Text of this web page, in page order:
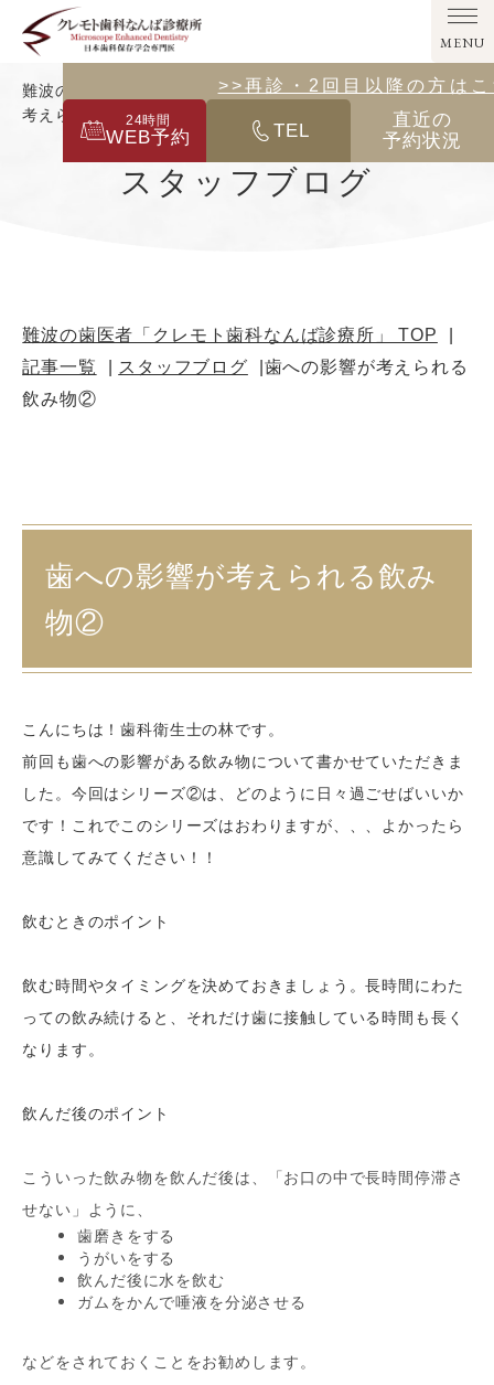
難波の歯医者「クレモト歯科なんば診療所」｜歯への影響が
考えられる飲み物②
スタッフブログ
難波の歯医者「クレモト歯科なんば診療所」 TOP
記事一覧
スタッフブログ
歯への影響が考えられる
飲み物②
歯への影響が考えられる飲み
物②
こんにちは！歯科衛生士の林です。
前回も歯への影響がある飲み物について書かせていただきま
した。今回はシリーズ②は、どのように日々過ごせばいいか
です！これでこのシリーズはおわりますが、、、よかったら
意識してみてください！！
飲むときのポイント
飲む時間やタイミングを決めておきましょう。長時間にわた
っての飲み続けると、それだけ歯に接触している時間も長く
なります。
飲んだ後のポイント
こういった飲み物を飲んだ後は、「お口の中で長時間停滞さ
せない」ように、
歯磨きをする
うがいをする
飲んだ後に水を飲む
ガムをかんで唾液を分泌させる
などをされておくことをお勧めします。
MENU
WEB予約
24時間 TEL
直近の
予約状況
>>その他の診療メニューは
>>再診・2回目以降の方は